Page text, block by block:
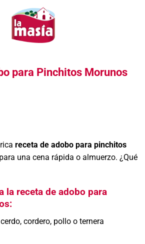
para Pinchitos Morunos
receta de adobo para pinchitos
una cena rápida o almuerzo. ¿Qué
la receta de adobo para
cordero, pollo o ternera